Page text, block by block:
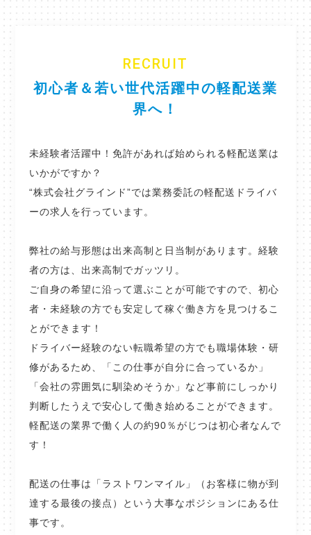
RECRUIT
初心者＆若い世代活躍中の軽配送業
界へ！
未経験者活躍中！免許があれば始められる軽配送業は
いかがですか？
“株式会社グラインド”では業務委託の軽配送ドライバ
ーの求人を行っています。
弊社の給与形態は出来高制と日当制があります。経験
者の方は、出来高制でガッツリ。
ご自身の希望に沿って選ぶことが可能ですので、初心
者・未経験の方でも安定して稼ぐ働き方を見つけるこ
とができます！
ドライバー経験のない転職希望の方でも職場体験・研
修があるため、「この仕事が自分に合っているか」
「会社の雰囲気に馴染めそうか」など事前にしっかり
判断したうえで安心して働き始めることができます。
軽配送の業界で働く人の約90％がじつは初心者なんで
す！
配送の仕事は「ラストワンマイル」（お客様に物が到
達する最後の接点）という大事なポジションにある仕
事です。